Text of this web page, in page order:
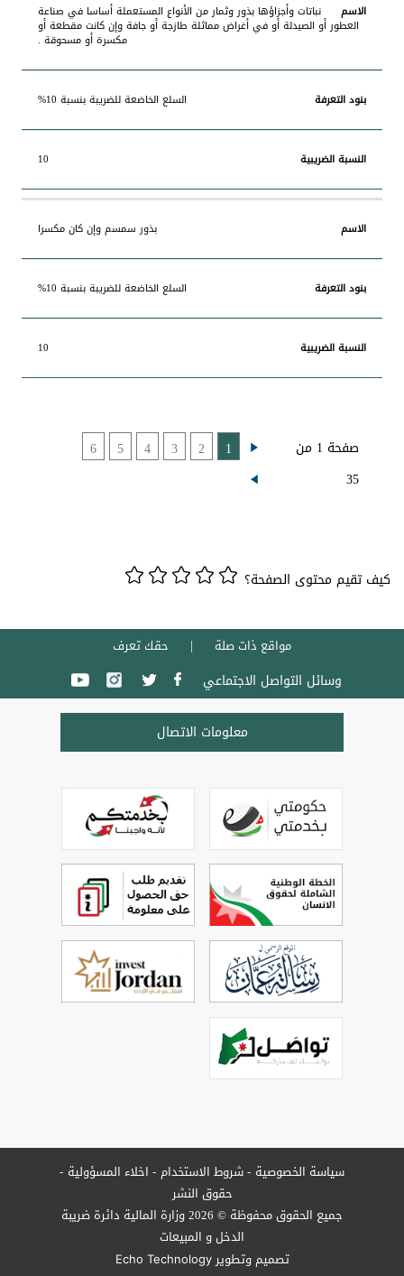
نباتات وأجزاؤها بذور وثمار من الأنواع المستعملة أساسا في صناعة
العطور أو الصيدلة أو في أغراض مماثلة طازجة أو جافة وإن كانت مقطعة أو
مكسرة أو مسحوقة .
السلع الخاضعة للضريبة بنسبة 10%
10
بذور سمسم وإن كان مكسرا
السلع الخاضعة للضريبة بنسبة 10%
10
صفحة 1 من
35
1
2
3
4
5
6
كيف تقيم محتوى الصفحة؟
مواقع ذات صلة حقك تعرف
وسائل التواصل الاجتماعي
معلومات الاتصال
سياسة الخصوصية شروط الاستخدام اخلاء المسؤولية
حقوق النشر
جميع الحقوق محفوظة © 2026 وزارة المالية دائرة ضريبة
الدخل و المبيعات
تصميم وتطويرEcho Technology